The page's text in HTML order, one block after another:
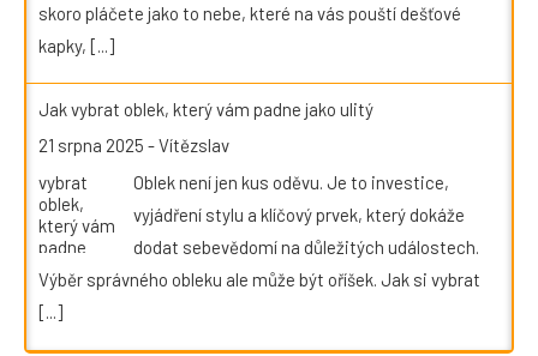
skoro pláčete jako to nebe, které na vás pouští dešťové
kapky, [...]
Jak vybrat oblek, který vám padne jako ulitý
21 srpna 2025 -Vítězslav
Oblek není jen kus oděvu. Je to investice,
vyjádření stylu a klíčový prvek, který dokáže
dodat sebevědomí na důležitých událostech.
Výběr správného obleku ale může být oříšek. Jak si vybrat
[...]